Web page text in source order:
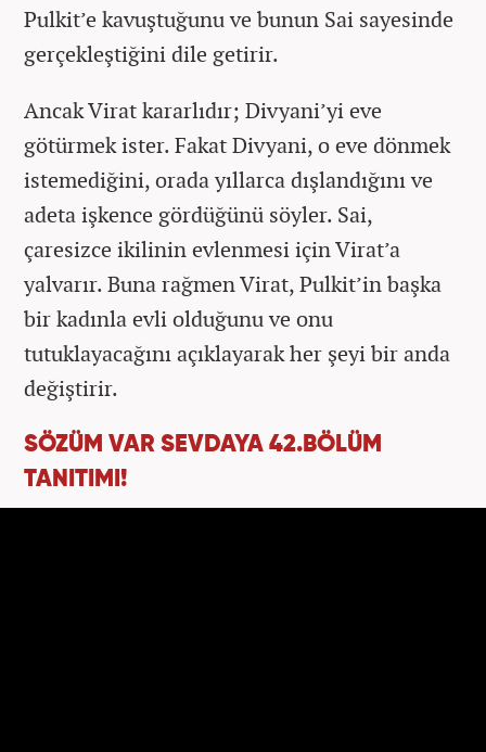
Pulkit’e kavuştuğunu ve bunun Sai sayesinde
gerçekleştiğini dile getirir.
Ancak Virat kararlıdır; Divyani’yi eve
götürmek ister. Fakat Divyani, o eve dönmek
istemediğini, orada yıllarca dışlandığını ve
adeta işkence gördüğünü söyler. Sai,
çaresizce ikilinin evlenmesi için Virat’a
yalvarır. Buna rağmen Virat, Pulkit’in başka
bir kadınla evli olduğunu ve onu
tutuklayacağını açıklayarak her şeyi bir anda
değiştirir.
SÖZÜM VAR SEVDAYA 42.BÖLÜM
TANITIMI!